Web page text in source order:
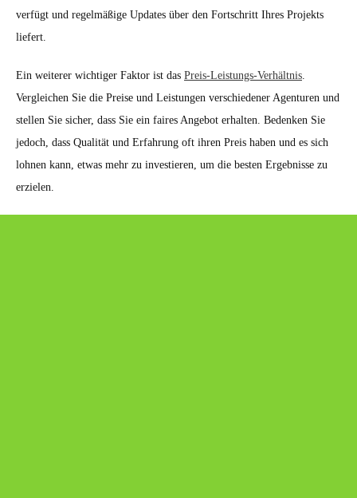
verfügt und regelmäßige Updates über den Fortschritt Ihres Projekts
liefert.
Ein weiterer wichtiger Faktor ist das Preis-Leistungs-Verhältnis.
Vergleichen Sie die Preise und Leistungen verschiedener Agenturen und
stellen Sie sicher, dass Sie ein faires Angebot erhalten. Bedenken Sie
jedoch, dass Qualität und Erfahrung oft ihren Preis haben und es sich
lohnen kann, etwas mehr zu investieren, um die besten Ergebnisse zu
erzielen.